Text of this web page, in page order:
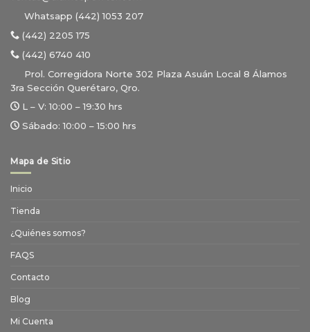
Whatsapp (442) 1053 207
(442) 2205 175
(442) 6740 410
Prol. Corregidora Norte 302 Plaza Asuán Local 8 Álamos
3ra Sección Querétaro, Qro.
L – V: 10:00 – 19:30 hrs
Sábado: 10:00 – 15:00 hrs
Mapa de Sitio
Inicio
Tienda
¿Quiénes somos?
FAQS
Contacto
Blog
Mi Cuenta